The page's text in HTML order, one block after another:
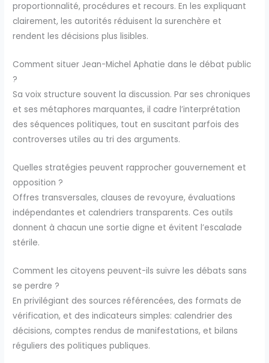
proportionnalité, procédures et recours. En les expliquant
clairement, les autorités réduisent la surenchère et
rendent les décisions plus lisibles.
Comment situer Jean-Michel Aphatie dans le débat public
?
Sa voix structure souvent la discussion. Par ses chroniques
et ses métaphores marquantes, il cadre l’interprétation
des séquences politiques, tout en suscitant parfois des
controverses utiles au tri des arguments.
Quelles stratégies peuvent rapprocher gouvernement et
opposition ?
Offres transversales, clauses de revoyure, évaluations
indépendantes et calendriers transparents. Ces outils
donnent à chacun une sortie digne et évitent l’escalade
stérile.
Comment les citoyens peuvent-ils suivre les débats sans
se perdre ?
En privilégiant des sources référencées, des formats de
vérification, et des indicateurs simples: calendrier des
décisions, comptes rendus de manifestations, et bilans
réguliers des politiques publiques.